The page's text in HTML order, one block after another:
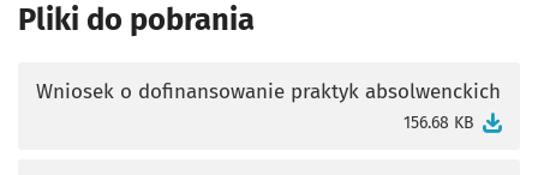
Pliki do pobrania
Wniosek o dofinansowanie praktyk absolwenckich
156.68 KB